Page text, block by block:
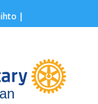
|